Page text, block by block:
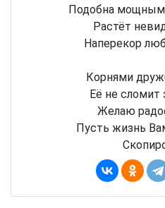
Подобна
Растёт
Наперекор
Корнями
Её не сломит
Желаю
Пусть жизнь